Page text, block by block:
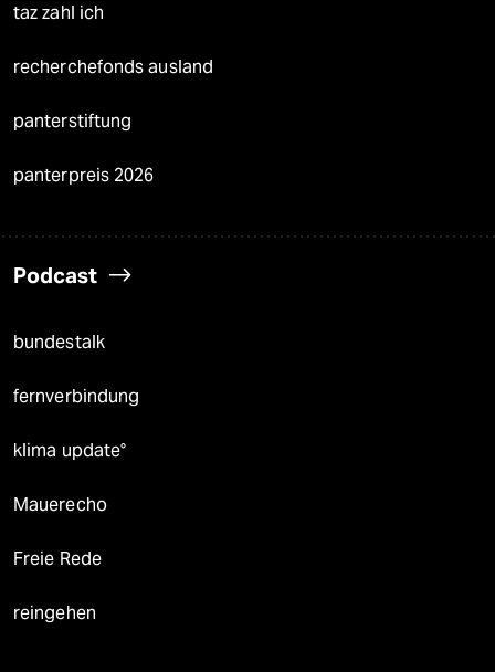
taz zahl ich
recherchefonds ausland
panterstiftung
panterpreis 2026
Podcast
bundestalk
fernverbindung
klima update°
Mauerecho
Freie Rede
reingehen